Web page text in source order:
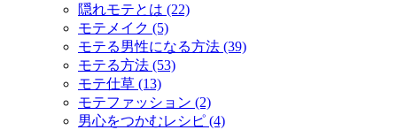
隠れモテとは (22)
モテメイク (5)
モテる男性になる方法 (39)
モテる方法 (53)
モテ仕草 (13)
モテファッション (2)
男心をつかむレシピ (4)